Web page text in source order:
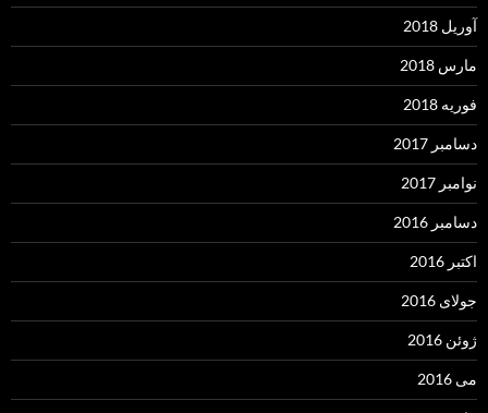
آوریل 2018
مارس 2018
فوریه 2018
دسامبر 2017
نوامبر 2017
دسامبر 2016
اکتبر 2016
جولای 2016
ژوئن 2016
می 2016